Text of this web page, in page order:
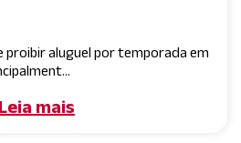
proibir aluguel por temporada em
Leia mais